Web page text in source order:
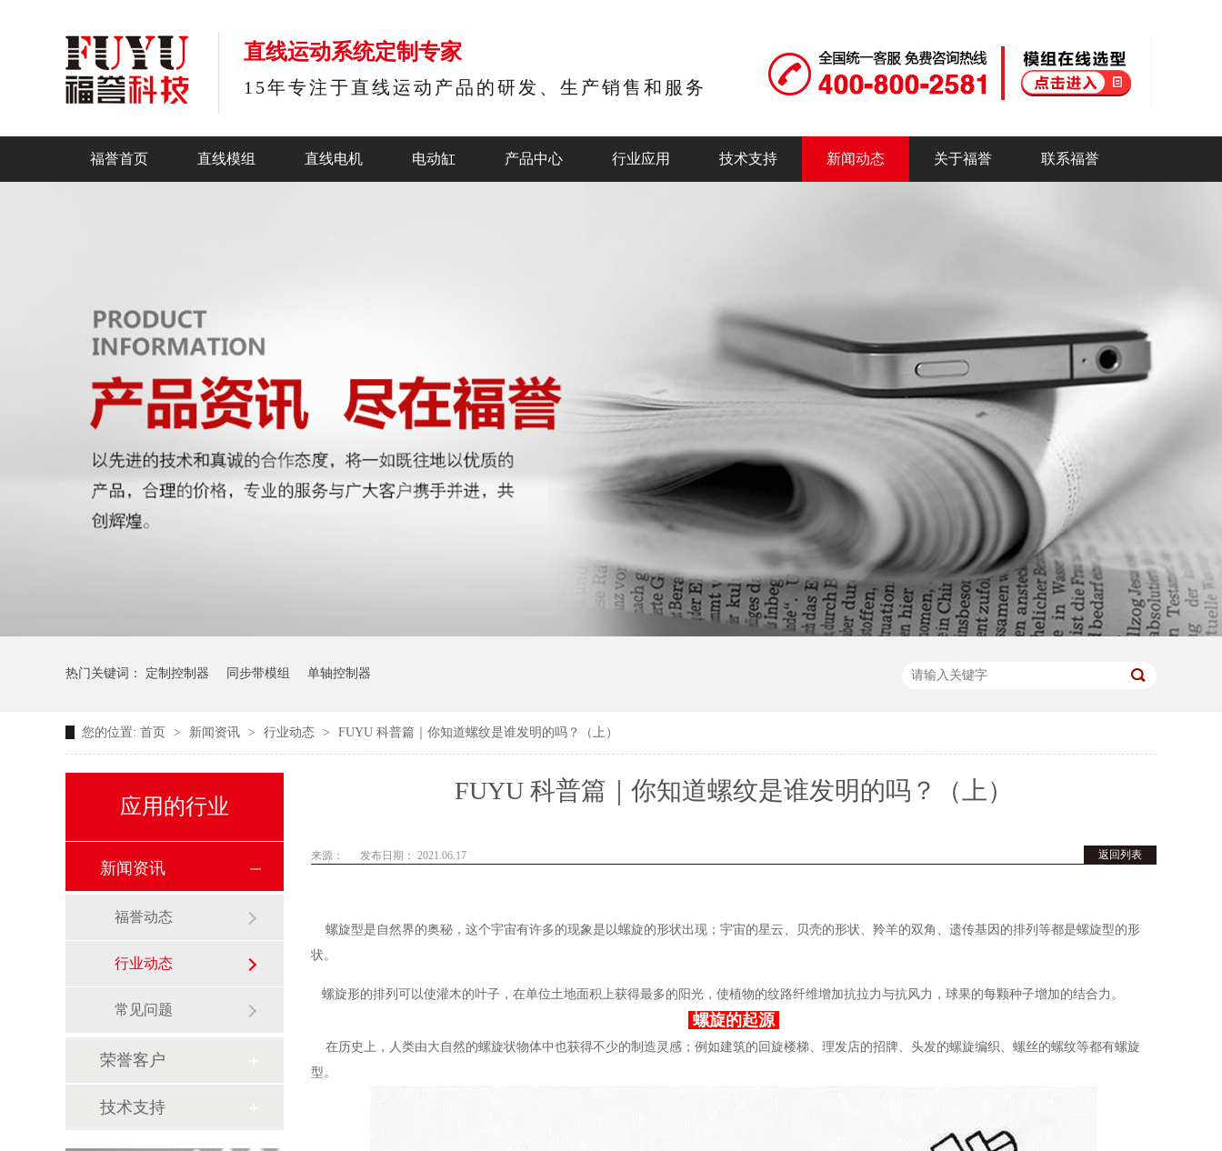
直线运动系统定制专家
15年专注于直线运动产品的研发、生产销售和服务
福誉首页 直线模组 直线电机 电动缸 产品中心 行业应用 技术支持 新闻动态 关于福誉 联系福誉
热门关键词： 定制控制器 同步带模组 单轴控制器
您的位置: 首页 > 新闻资讯 > 行业动态 > FUYU 科普篇｜你知道螺纹是谁发明的吗？（上）
应用的行业
新闻资讯
福誉动态
行业动态
常见问题
荣誉客户
技术支持
FUYU 科普篇｜你知道螺纹是谁发明的吗？（上）
返回列表
来源： 发布日期： 2021.06.17
螺旋型是自然界的奥秘，这个宇宙有许多的现象是以螺旋的形状出现；宇宙的星云、贝壳的形状、羚羊的双角、遗传基因的排列等都是螺旋型的形
状。
螺旋形的排列可以使灌木的叶子，在单位土地面积上获得最多的阳光，使植物的纹路纤维增加抗拉力与抗风力，球果的每颗种子增加的结合力。
螺旋的起源
在历史上，人类由大自然的螺旋状物体中也获得不少的制造灵感；例如建筑的回旋楼梯、理发店的招牌、头发的螺旋编织、螺丝的螺纹等都有螺旋
型。